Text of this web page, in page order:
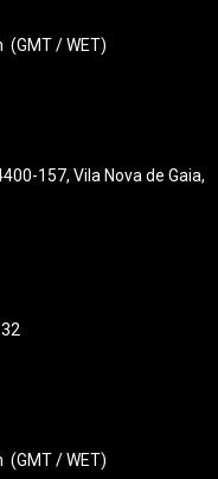
(GMT / WET)
157, Vila Nova de Gaia,
(GMT / WET)